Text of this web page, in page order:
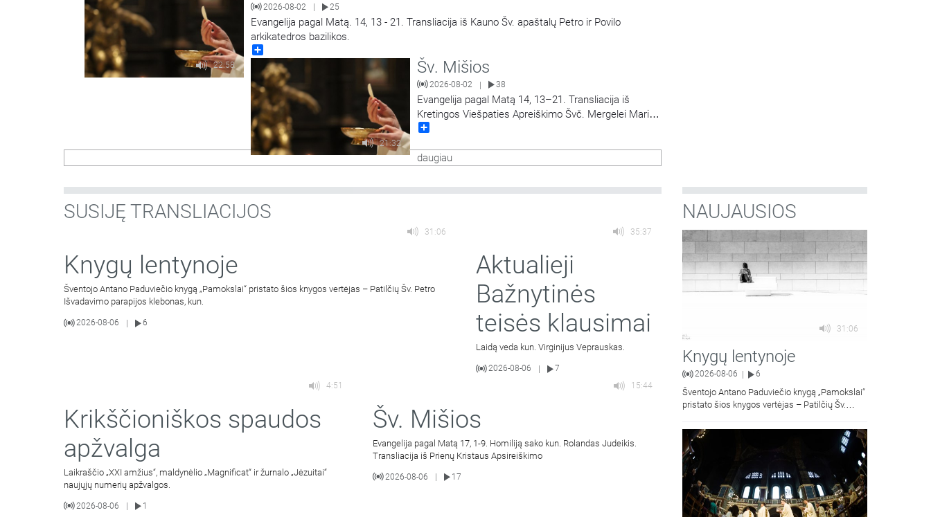
22:58
2026-08-02 25
Evangelija pagal Matą. 14, 13 - 21. Transliacija iš Kauno Šv. apaštalų Petro ir Povilo
arkikatedros bazilikos.
21:32
Šv. Mišios
2026-08-02 | 38
Evangelija pagal Matą 14, 13–21. Transliacija iš
Kretingos Viešpaties Apreiškimo Švč. Mergelei Marijai
bažnyčios.Vyks Porciunkulės atlaidų šventė ir Šv.
paminėjimas. Šv. Mišias celebruoja ir homiliją sako
daugiau
SUSIJĘ TRANSLIACIJOS
31:06
Knygų lentynoje
Šventojo Antano Paduviečio knygą „Pamokslai“ pristato šios knygos vertėjas – Patilčių Šv. Petro
Išvadavimo parapijos klebonas, kun.
2026-08-06 6
35:37
Aktualieji
Bažnytinės
teisės klausimai
Laidą veda kun. Virginijus Veprauskas.
2026-08-06
7
4:51
Krikščioniškos spaudos
apžvalga
Laikraščio „XXI amžius“, maldynėlio „Magnificat“ ir žurnalo „Jėzuitai“
naujųjų numerių apžvalgos.
2026-08-06 1
15:44
Šv. Mišios
Evangelija pagal Matą 17, 1-9. Homiliją sako kun. Rolandas Judeikis.
Transliacija iš Prienų Kristaus Apsireiškimo
2026-08-06 17
NAUJAUSIOS
31:06
Knygų lentynoje
2026-08-06 6
Šventojo Antano Paduviečio knygą „Pamokslai“
pristato šios knygos vertėjas – Patilčių Šv.
moralinės teologijos dr. Algirdas Petras